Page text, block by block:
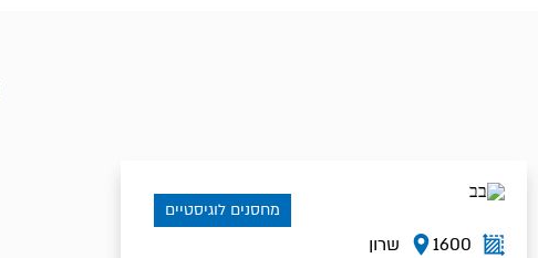
1600 שרון
מחסנים לוגיסטיים